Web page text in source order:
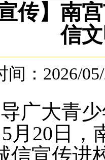
宣传】南
信
间：2026/
广大青
5月 20 日，
信宣传进